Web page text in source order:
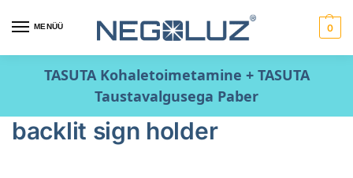
MENÜÜ 0
TASUTA Kohaletoimetamine + TASUTA
Taustavalgusega Paber
backlit sign holder